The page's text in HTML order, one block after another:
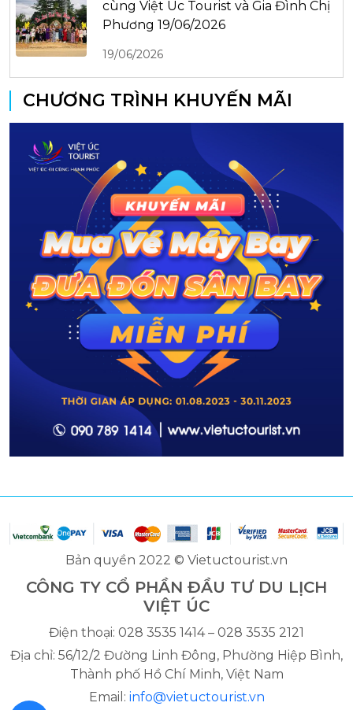
cùng Việt Úc Tourist và Gia Đình Chị
Phương 19/06/2026
19/06/2026
CHƯƠNG TRÌNH KHUYẾN MÃI
Bản quyền 2022 © Vietuctourist.vn
CÔNG TY CỔ PHẦN ĐẦU TƯ DU LỊCH
VIỆT ÚC
Điện thoại: 028 3535 1414 – 028 3535 2121
Địa chỉ: 56/12/2 Đường Linh Đông, Phường Hiệp Bình,
Thành phố Hồ Chí Minh, Việt Nam
Email: info@vietuctourist.vn